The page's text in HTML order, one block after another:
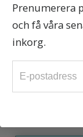
Prenumerera
och få våra
inkorg.